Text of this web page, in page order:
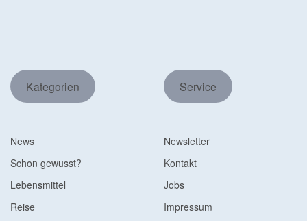
Kategorien
News
Schon gewusst?
Lebensmittel
Reise
Service
Newsletter
Kontakt
Jobs
Impressum